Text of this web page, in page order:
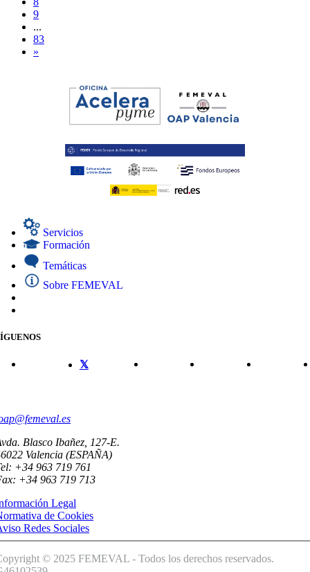
9
...
83
»
Servicios
Formación
Temáticas
Sobre FEMEVAL
Blasco Ibañez, 127-E.
Valencia (ESPAÑA)
+34 963 719 761
+34 963 719 713
Legal
de Cookies
Redes Sociales
© 2025 FEMEVAL - Todos los derechos reservados.